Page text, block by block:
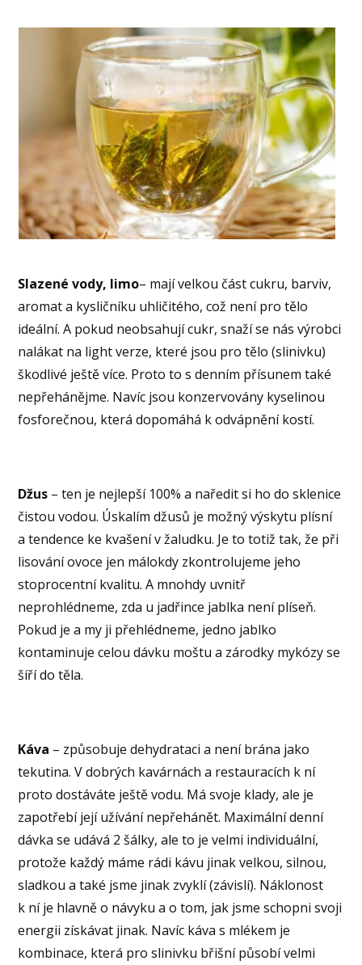
Slazené vody, limo– mají velkou část cukru, barviv,
aromat a kysličníku uhličitého, což není pro tělo
ideální. A pokud neobsahují cukr, snaží se nás výrobci
nalákat na light verze, které jsou pro tělo (slinivku)
škodlivé ještě více. Proto to s denním přísunem také
nepřehánějme. Navíc jsou konzervovány kyselinou
fosforečnou, která dopomáhá k odvápnění kostí.
Džus – ten je nejlepší 100% a naředit si ho do sklenice
čistou vodou. Úskalím džusů je možný výskytu plísní
a tendence ke kvašení v žaludku. Je to totiž tak, že při
lisování ovoce jen málokdy zkontrolujeme jeho
stoprocentní kvalitu. A mnohdy uvnitř
neprohlédneme, zda u jadřince jablka není plíseň.
Pokud je a my ji přehlédneme, jedno jablko
kontaminuje celou dávku moštu a zárodky mykózy se
šíří do těla.
Káva – způsobuje dehydrataci a není brána jako
tekutina. V dobrých kavárnách a restauracích k ní
proto dostáváte ještě vodu. Má svoje klady, ale je
zapotřebí její užívání nepřehánět. Maximální denní
dávka se udává 2 šálky, ale to je velmi individuální,
protože každý máme rádi kávu jinak velkou, silnou,
sladkou a také jsme jinak zvyklí (závislí). Náklonost
k ní je hlavně o návyku a o tom, jak jsme schopni svoji
energii získávat jinak. Navíc káva s mlékem je
kombinace, která pro slinivku břišní působí velmi